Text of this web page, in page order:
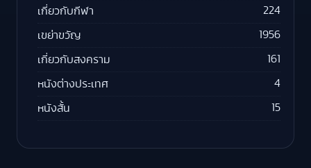
เกี่ยวกับกีฬา 224
เขย่าขวัญ 1956
เกี่ยวกับสงคราม 161
หนังต่างประเทศ 4
หนังสั้น 15